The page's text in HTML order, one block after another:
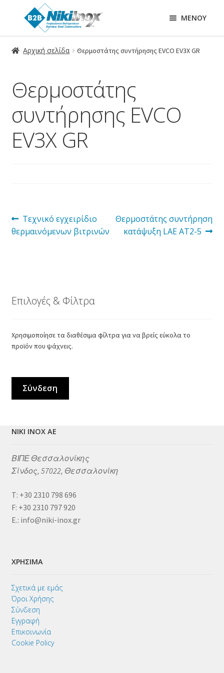
ΜΕΝΟΎ
Αρχική σελίδα Θερμοστάτης συντήρησης EVCO EV3X GR
Θερμοστάτης
συντήρησης EVCO
EV3X GR
Πλοήγηση
άρθρων
Προηγούμενο
άρθρο:
Τεχνικό εγχειρίδιο
θερμαινόμενων βιτρινών
Επόμενο
άρθρο:
Θερμοστάτης συντήρηση
κατάψυξη LAE AT2-5
Επιλογές & Φίλτρα
Χρησιμοποίησε τα διαθέσιμα φίλτρα για να βρείς εύκολα το
προϊόν που ψάχνεις.
Σύνδεση
NIKI INOX ΑΕ
ΒΙΠΕ Θεσσαλονίκης
Σίνδος, 57022, Θεσσαλονίκη
Τ: +30 2310 798 696
F: +30 2310 797 920
E.: info@niki-inox.gr
ΧΡΗΣΙΜΑ
Σχετικά με εμάς
Όροι Χρήσης
Σύνδεση
Εγγραφή
Επικοινωνία
Cookie Policy